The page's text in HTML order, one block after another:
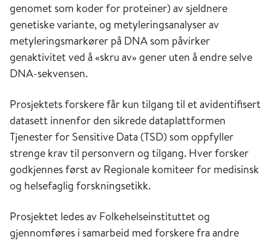
genomet som koder for proteiner) av sjeldnere
genetiske variante, og metyleringsanalyser av
metyleringsmarkører på DNA som påvirker
genaktivitet ved å «skru av» gener uten å endre selve
DNA-sekvensen.
Prosjektets forskere får kun tilgang til et avidentifisert
datasett innenfor den sikrede dataplattformen
Tjenester for Sensitive Data (TSD) som oppfyller
strenge krav til personvern og tilgang. Hver forsker
godkjennes først av Regionale komiteer for medisinsk
og helsefaglig forskningsetikk.
Prosjektet ledes av Folkehelseinstituttet og
gjennomføres i samarbeid med forskere fra andre